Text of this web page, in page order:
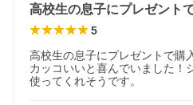
5
高校生の息子にプレゼントで購
カッコいいと喜んでいました！
使ってくれそうです。